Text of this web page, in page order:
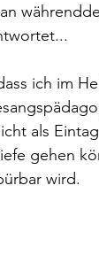
ich im
als
gehen
wird.